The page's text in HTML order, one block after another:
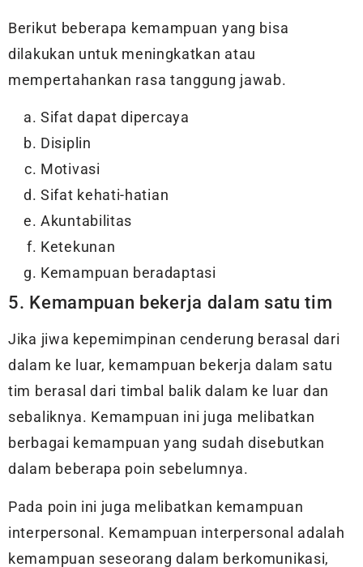
Berikut beberapa kemampuan yang bisa
dilakukan untuk meningkatkan atau
mempertahankan rasa tanggung jawab.
Sifat dapat dipercaya
Disiplin
Motivasi
Sifat kehati-hatian
Akuntabilitas
Ketekunan
Kemampuan beradaptasi
5. Kemampuan bekerja dalam satu tim
Jika jiwa kepemimpinan cenderung berasal dari
dalam ke luar, kemampuan bekerja dalam satu
tim berasal dari timbal balik dalam ke luar dan
sebaliknya. Kemampuan ini juga melibatkan
berbagai kemampuan yang sudah disebutkan
dalam beberapa poin sebelumnya.
Pada poin ini juga melibatkan kemampuan
interpersonal. Kemampuan interpersonal adalah
kemampuan seseorang dalam berkomunikasi,